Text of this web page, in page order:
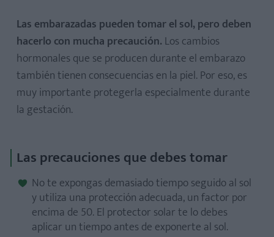
Las embarazadas pueden tomar el sol, pero deben
hacerlo con mucha precaución. Los cambios
hormonales que se producen durante el embarazo
también tienen consecuencias en la piel. Por eso, es
muy importante protegerla especialmente durante
la gestación.
Las precauciones que debes tomar
No te expongas demasiado tiempo seguido al sol
y utiliza una protección adecuada, un factor por
encima de 50. El protector solar te lo debes
aplicar un tiempo antes de exponerte al sol.